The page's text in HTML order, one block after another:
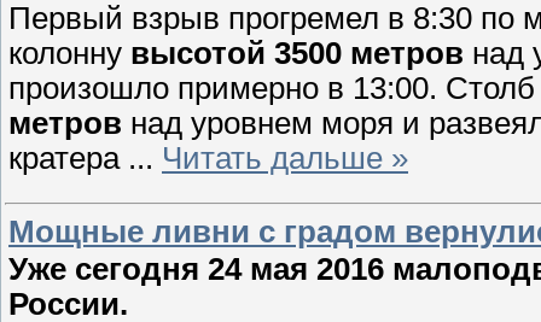
Первый взрыв прогремел в 8:30 по
колонну высотой 3500 метров над
произошло примерно в 13:00.
метров над уровнем моря и
кратера ... Читать дальше »
Мощные ливни с градом
Уже сегодня 24 мая 2016
России.